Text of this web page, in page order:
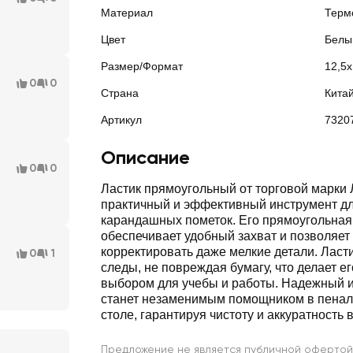
Материал
Цвет
Размер/Формат
Страна
Артикул
Описание
Ластик прямоугольный от торговой
практичный и эффективный инструмент
карандашных пометок. Его
обеспечивает удобный захват и позволяет
корректировать даже мелкие детали.
следы, не повреждая бумагу, что делает
выбором для учебы и работы. Надежный
станет незаменимым помощником в
столе, гарантируя чистоту и
Предложение не является публичной офертой
0 0
0 0
0 1